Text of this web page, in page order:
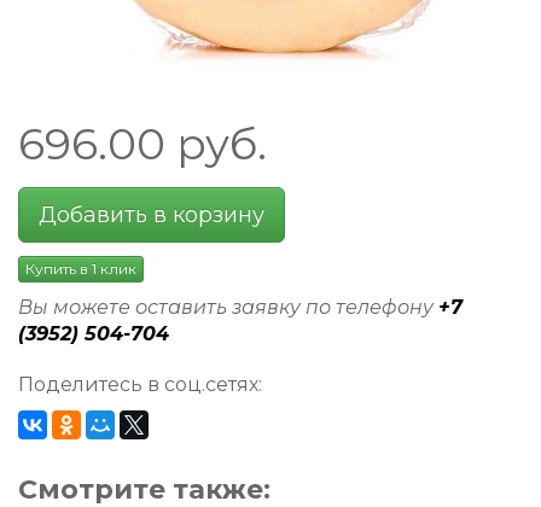
696.00 руб.
Добавить в корзину
Купить в 1 клик
Вы можете оставить заявку по телефону +7
(3952) 504-704
Поделитесь в соц.сетях:
Смотрите также: